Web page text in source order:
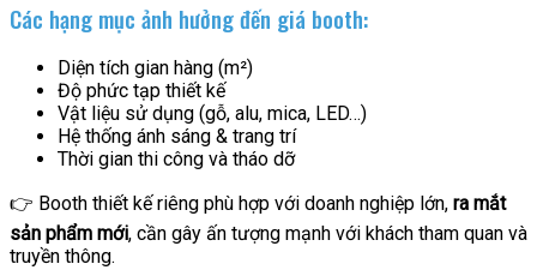
Các hạng mục ảnh hưởng đến giá booth:
Diện tích gian hàng (m²)
Độ phức tạp thiết kế
Vật liệu sử dụng (gỗ, alu, mica, LED…)
Hệ thống ánh sáng & trang trí
Thời gian thi công và tháo dỡ
👉 Booth thiết kế riêng phù hợp với doanh nghiệp lớn, ra mắt
sản phẩm mới, cần gây ấn tượng mạnh với khách tham quan và
truyền thông.